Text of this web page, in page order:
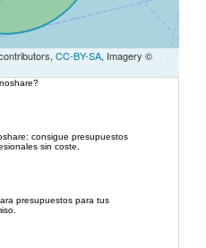
CC-BY-SA, Imagery ©
consigue presupuestos
sin coste.
presupuestos para tus